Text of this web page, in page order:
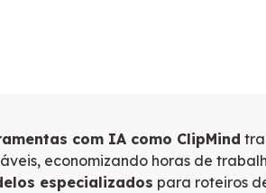
com IA como ClipMind
economizando horas de
especializados para roteiros